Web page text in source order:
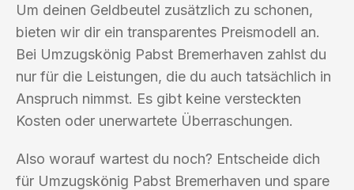
Um deinen Geldbeutel zusätzlich zu schonen,
bieten wir dir ein transparentes Preismodell an.
Bei Umzugskönig Pabst Bremerhaven zahlst du
nur für die Leistungen, die du auch tatsächlich in
Anspruch nimmst. Es gibt keine versteckten
Kosten oder unerwartete Überraschungen.
Also worauf wartest du noch? Entscheide dich
für Umzugskönig Pabst Bremerhaven und spare